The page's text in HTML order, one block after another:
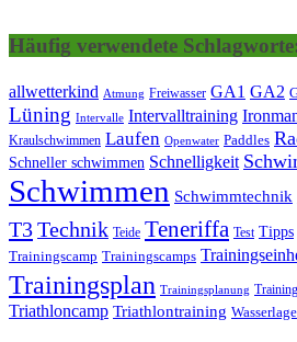
Häufig verwendete
allwetterkind Atmung Freiwasser GA1 GA2
Lüning Intervalle Intervalltraining
Kraulschwimmen Laufen Openwater Paddles
Schneller schwimmen Schnelligkeit
Schwimmen Schwimmtechnik
T3Technik Teide Teneriffa Test Tipps
Trainingscamp Trainingscamps
Trainingsplan Trainingsplanung
Triathloncamp Triathlontraining Wasserlage